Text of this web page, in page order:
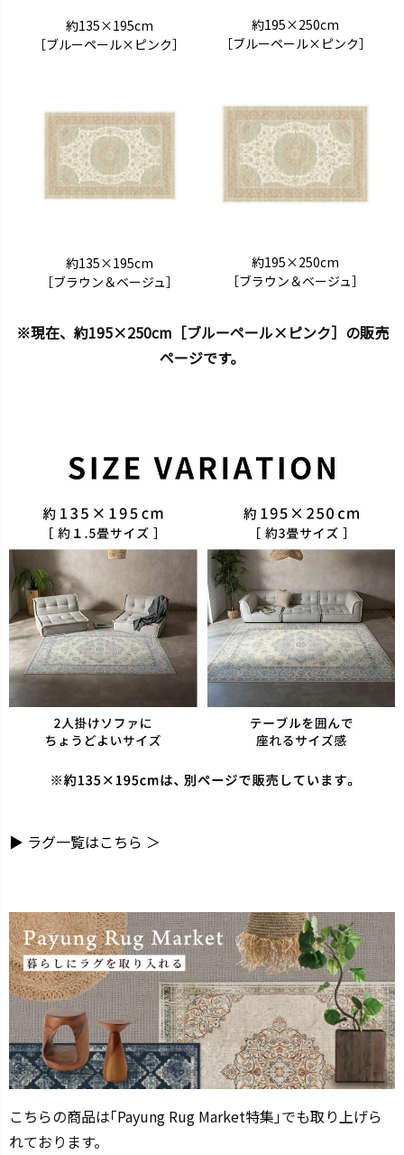
約135×195cm
［ブルーペール×ピンク］
約195×250cm
［ブルーペール×ピンク］
約135×195cm
［ブラウン＆ベージュ］
約195×250cm
［ブラウン＆ベージュ］
※現在、約195×250cm［ブルーペール×ピンク］の販売
ページです。
▶ ラグ一覧はこちら ＞
こちらの商品は｢Payung Rug Market特集｣でも取り上げら
れております。